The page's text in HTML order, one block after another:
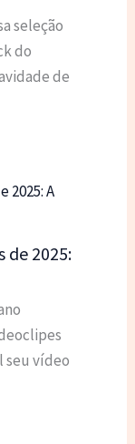
seleção
do
de
de 2025:
seu vídeo